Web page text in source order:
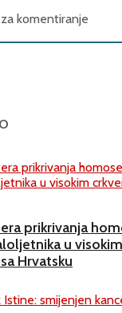
komentiranje
prikrivanja
u
Hrvatsku